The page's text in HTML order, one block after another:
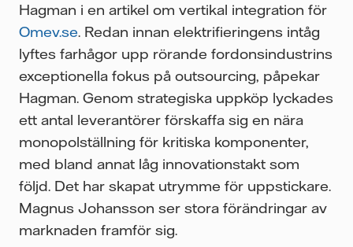
Hagman i en artikel om vertikal integration för
Omev.se. Redan innan elektrifieringens intåg
lyftes farhågor upp rörande fordonsindustrins
exceptionella fokus på outsourcing, påpekar
Hagman. Genom strategiska uppköp lyckades
ett antal leverantörer förskaffa sig en nära
monopolställning för kritiska komponenter,
med bland annat låg innovationstakt som
följd. Det har skapat utrymme för uppstickare.
Magnus Johansson ser stora förändringar av
marknaden framför sig.